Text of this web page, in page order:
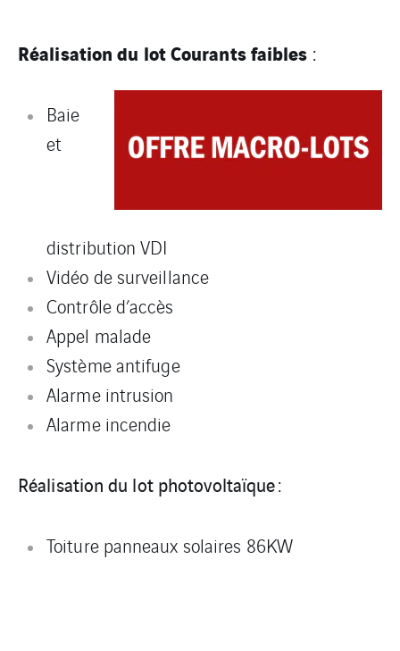
Réalisation du lot Courants faibles :
Baie
et
distribution VDI
Vidéo de surveillance
Contrôle d’accès
Appel malade
Système antifuge
Alarme intrusion
Alarme incendie
Réalisation du lot photovoltaïque :
Toiture panneaux solaires 86KW